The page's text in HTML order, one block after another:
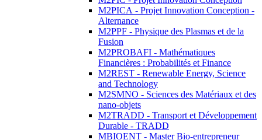
M2PICA - Projet Innovation Conception -
Alternance
M2PPF - Physique des Plasmas et de la
Fusion
M2PROBAFI - Mathématiques
Financières : Probabilités et Finance
M2REST - Renewable Energy, Science
and Technology
M2SMNO - Sciences des Matériaux et des
nano-objets
M2TRADD - Transport et Développement
Durable - TRADD
MBIOENT - Master Bio-entrepreneur